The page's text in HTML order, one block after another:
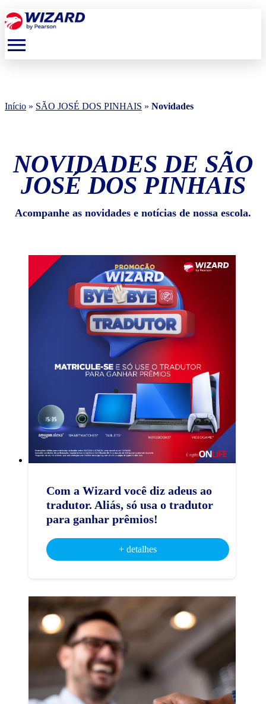
menu
Início » SÃO JOSÉ DOS PINHAIS » Novidades
NOVIDADES DE SÃO
JOSÉ DOS PINHAIS
Acompanhe as novidades e notícias de nossa escola.
Com a Wizard você diz adeus ao
tradutor. Aliás, só usa o tradutor
para ganhar prêmios! ​
+ detalhes